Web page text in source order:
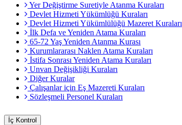
Yer Değiştirme Suretiyle Atanma Kuraları
Devlet Hizmeti Yükümlüğü Kuraları
Devlet Hizmeti Yükümlülüğü Mazeret Kuraları
İlk Defa ve Yeniden Atama Kuraları
65-72 Yaş Yeniden Atanma Kurası
Kurumlararası Naklen Atama Kuraları
İstifa Sonrası Yeniden Atama Kuraları
Unvan Değişikliği Kuraları
Diğer Kuralar
Çalışanlar için Eş Mazereti Kuraları
Sözleşmeli Personel Kuraları
İç Kontrol